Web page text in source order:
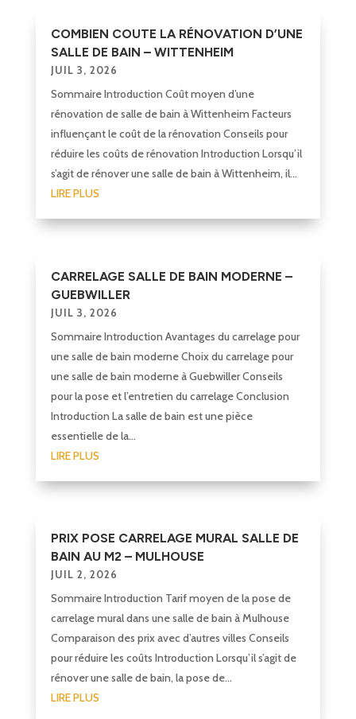
COMBIEN COUTE LA RÉNOVATION D’UNE
SALLE DE BAIN – WITTENHEIM
JUIL 3, 2026
Sommaire Introduction Coût moyen d’une
rénovation de salle de bain à Wittenheim Facteurs
influençant le coût de la rénovation Conseils pour
réduire les coûts de rénovation Introduction Lorsqu’il
s’agit de rénover une salle de bain à Wittenheim, il...
LIRE PLUS
CARRELAGE SALLE DE BAIN MODERNE –
GUEBWILLER
JUIL 3, 2026
Sommaire Introduction Avantages du carrelage pour
une salle de bain moderne Choix du carrelage pour
une salle de bain moderne à Guebwiller Conseils
pour la pose et l’entretien du carrelage Conclusion
Introduction La salle de bain est une pièce
essentielle de la...
LIRE PLUS
PRIX POSE CARRELAGE MURAL SALLE DE
BAIN AU M2 – MULHOUSE
JUIL 2, 2026
Sommaire Introduction Tarif moyen de la pose de
carrelage mural dans une salle de bain à Mulhouse
Comparaison des prix avec d’autres villes Conseils
pour réduire les coûts Introduction Lorsqu’il s’agit de
rénover une salle de bain, la pose de...
LIRE PLUS